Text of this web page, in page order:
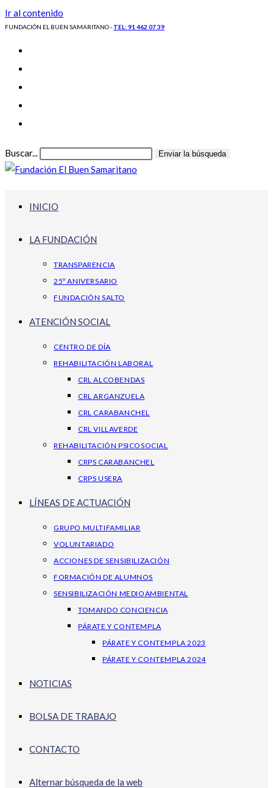
Ir al contenido
FUNDACIÓN EL BUEN SAMARITANO - TEL: 91 462 07 39
Buscar... Enviar la búsqueda
INICIO
LA FUNDACIÓN
TRANSPARENCIA
25º ANIVERSARIO
FUNDACIÓN SALTO
ATENCIÓN SOCIAL
CENTRO DE DÍA
REHABILITACIÓN LABORAL
CRL ALCOBENDAS
CRL ARGANZUELA
CRL CARABANCHEL
CRL VILLAVERDE
REHABILITACIÓN PSICOSOCIAL
CRPS CARABANCHEL
CRPS USERA
LÍNEAS DE ACTUACIÓN
GRUPO MULTIFAMILIAR
VOLUNTARIADO
ACCIONES DE SENSIBILIZACIÓN
FORMACIÓN DE ALUMNOS
SENSIBILIZACIÓN MEDIOAMBIENTAL
TOMANDO CONCIENCIA
PÁRATE Y CONTEMPLA
PÁRATE Y CONTEMPLA 2023
PÁRATE Y CONTEMPLA 2024
NOTICIAS
BOLSA DE TRABAJO
CONTACTO
Alternar búsqueda de la web